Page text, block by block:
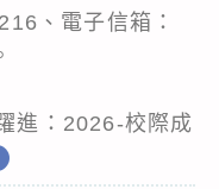
、電子信箱：
進：2026-校際成